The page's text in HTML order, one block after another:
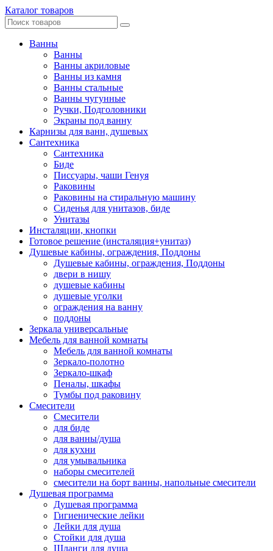
Каталог товаров
Ванны
Ванны
Ванны акриловые
Ванны из камня
Ванны стальные
Ванны чугунные
Ручки, Подголовники
Экраны под ванну
Карнизы для ванн, душевых
Сантехника
Сантехника
Биде
Писсуары, чаши Генуя
Раковины
Раковины на стиральную машину
Сиденья для унитазов, биде
Унитазы
Инсталяции, кнопки
Готовое решение (инсталяция+унитаз)
Душевые кабины, ограждения, Поддоны
Душевые кабины, ограждения, Поддоны
двери в нишу
душевые кабины
душевые уголки
ограждения на ванну
поддоны
Зеркала универсальные
Мебель для ванной комнаты
Мебель для ванной комнаты
Зеркало-полотно
Зеркало-шкаф
Пеналы, шкафы
Тумбы под раковину
Смесители
Смесители
для биде
для ванны/душа
для кухни
для умывальника
наборы смесителей
смесители на борт ванны, напольные смесители
Душевая программа
Душевая программа
Гигиенические лейки
Лейки для душа
Стойки для душа
Шланги для душа